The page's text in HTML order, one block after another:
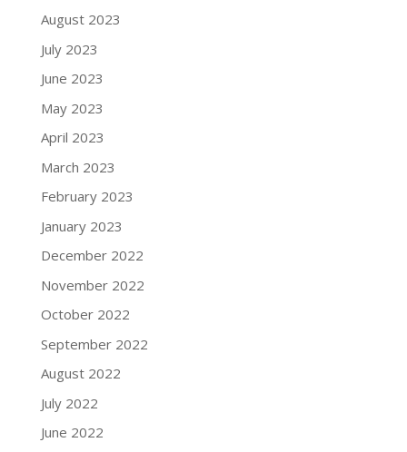
August 2023
July 2023
June 2023
May 2023
April 2023
March 2023
February 2023
January 2023
December 2022
November 2022
October 2022
September 2022
August 2022
July 2022
June 2022